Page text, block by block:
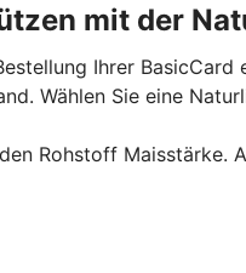
mit der
Ihrer
Wählen Sie eine
Rohstoff